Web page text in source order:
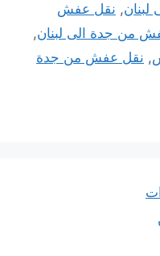
, نقل عفش
من جدة الى لبنان,
, نقل عفش من جدة